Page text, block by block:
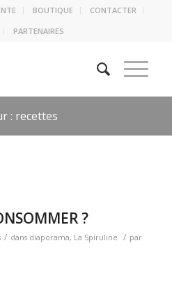
BOUTIQUE
CONTACTER
PARTENAIRES
: recettes
?
/ dans diaporama, La Spiruline / par